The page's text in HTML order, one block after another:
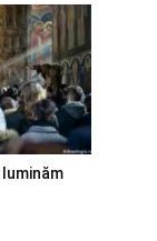
luminăm